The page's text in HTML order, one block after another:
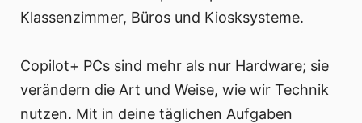
Klassenzimmer, Büros und Kiosksysteme.
Copilot+ PCs sind mehr als nur Hardware; sie
verändern die Art und Weise, wie wir Technik
nutzen. Mit in deine täglichen Aufgaben